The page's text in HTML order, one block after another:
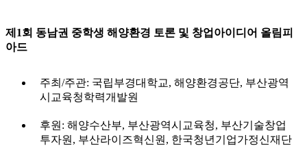
제1회 동남권 중학생 해양환경 토론 및 창업아이디어 올림피
아드
주최/주관: 국립부경대학교, 해양환경공단, 부산광역
시교육청학력개발원
후원: 해양수산부, 부산광역시교육청, 부산기술창업
투자원, 부산라이즈혁신원, 한국청년기업가정신재단